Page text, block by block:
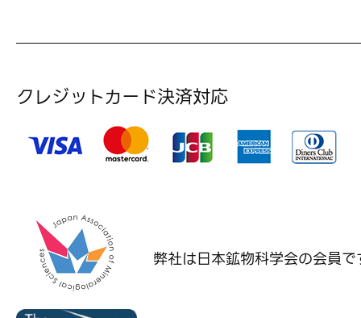
クレジットカード決済対応
弊社は日本鉱物科学会の会員で